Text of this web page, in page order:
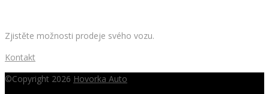
Zjistěte možnosti prodeje svého vozu.
Kontakt
©Copyright 2026 Hovorka Auto